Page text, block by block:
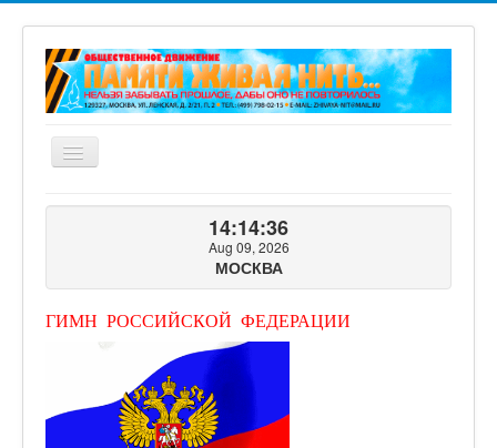
Включить/
выключить
ГЛАВНАЯ
ВИДЕОГАЛЕРЕЯ
КНИГИ ПРОЕКТА
КОНТАКТЫ
14:14:38
Aug 09, 2026
МОСКВА
ГИМН РОССИЙСКОЙ ФЕДЕРАЦИИ